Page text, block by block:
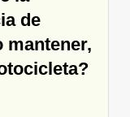
de
mantener,